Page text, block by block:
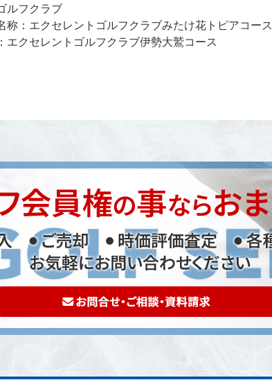
ルフクラブ
エクセレントゴルフクラブみたけ花トピアコース
クセレントゴルフクラブ伊勢大鷲コース